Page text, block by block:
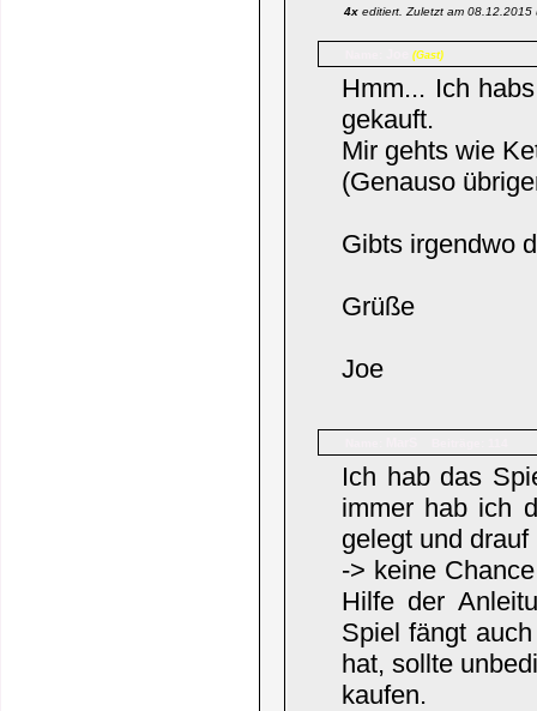
4x editiert. Zuletzt am 08.12.2015
(Gast)
Hmm... Ich
gekauft.
Mir gehts wie
(Genauso
Gibts irgendwo
Grüße
Joe
Ich hab das
immer hab ich
gelegt und
-> keine
Hilfe der
Spiel fängt
hat, sollte
kaufen.